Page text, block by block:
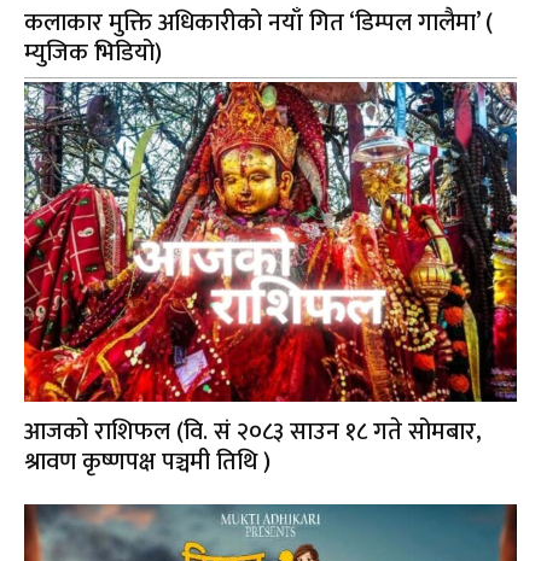
कलाकार मुक्ति अधिकारीको नयाँ गित ‘डिम्पल गालैमा’ (
म्युजिक भिडियो)
आजको राशिफल (वि. सं २०८३ साउन १८ गते सोमबार,
श्रावण कृष्णपक्ष पञ्चमी तिथि )